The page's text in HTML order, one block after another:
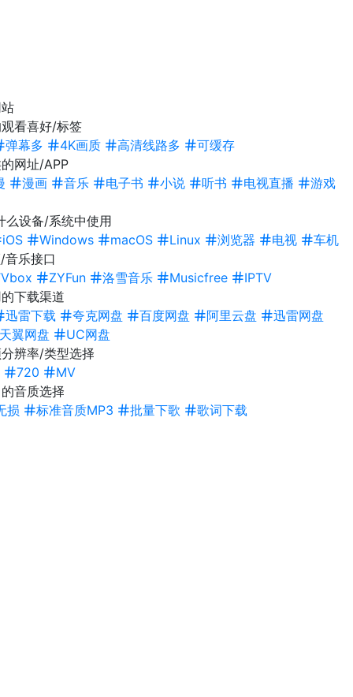
看喜好/标签
弹幕多
4K画质 高清线路多
可缓存
网址/APP
漫画 音乐 电子书 小说 听书 电视直播 游戏
么设备/系统中使用
iOS
Windows macOS Linux 浏览器 电视
车机
音乐接口
ZYFun 洛雪音乐 Musicfree
IPTV
下载渠道
迅雷下载
夸克网盘 百度网盘 阿里云盘
迅雷网盘
翼网盘
UC网盘
辨率/类型选择
720
MV
音质选择
损
标准音质MP3 批量下歌 歌词下载